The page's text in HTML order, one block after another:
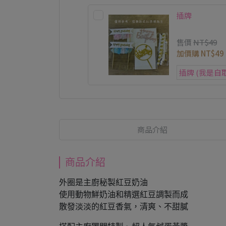
插牌
售價NT$49
加價購 NT$49
商品介紹
商品介紹
外圈是主廚秘製紅豆奶油
使用動物鮮奶油和精選紅豆調製而成
散發淡淡的紅豆香氣，清爽、不甜膩